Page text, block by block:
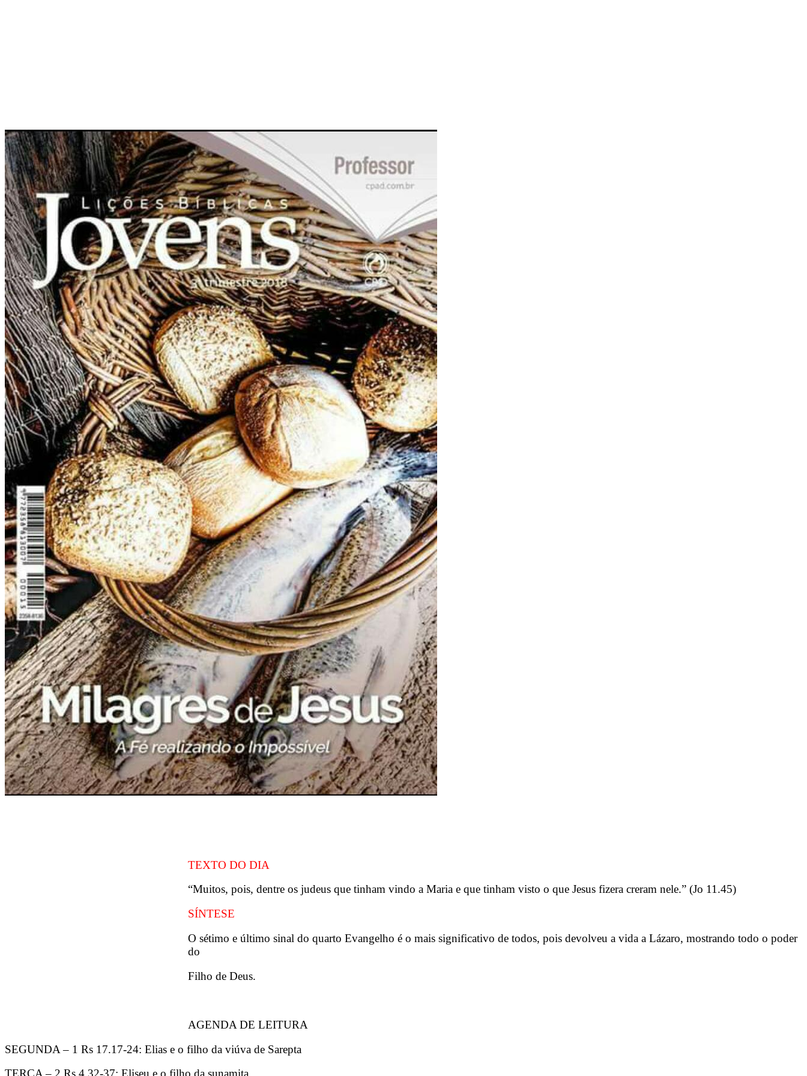
TEXTO DO DIA
“Muitos, pois, dentre os judeus que tinham vindo a Maria e que tinham visto o que Jesus fizera creram nele.” (Jo 11.45)
SÍNTESE
O sétimo e último sinal do quarto Evangelho é o mais significativo de todos, pois devolveu a vida a Lázaro, mostrando todo o poder
do
Filho de Deus.
AGENDA DE LEITURA
SEGUNDA – 1 Rs 17.17-24: Elias e o filho da viúva de Sarepta